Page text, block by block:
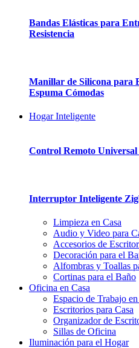
Bandas Elásticas para
Resistencia
Manillar de Silicona para
Espuma Cómodas
Hogar Inteligente
Control Remoto
Interruptor Inteligente
Limpieza en Casa
Audio y Video para
Accesorios de
Decoración para el
Alfombras y Toallas
Cortinas para el Baño
Oficina en Casa
Espacio de Trabajo en
Escritorios para Casa
Organizador de
Sillas de Oficina
Iluminación para el Hogar